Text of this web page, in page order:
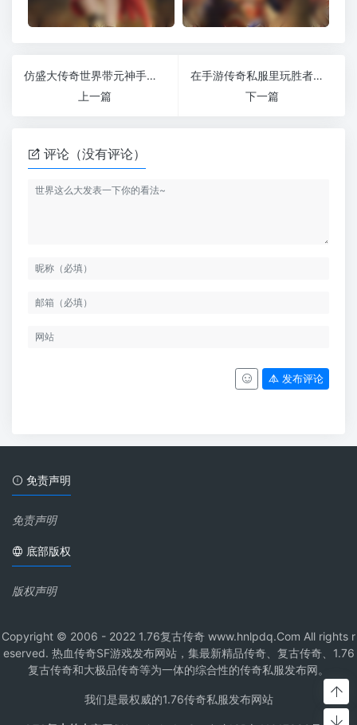
仿盛大传奇世界带元神手游法师怎么打恶灵狂尸霸呢？
上一篇
在手游传奇私服里玩胜者为王的规则
下一篇
评论（没有评论）
发布评论
免责声明
免责声明
底部版权
版权声明
Copyright © 2006 - 2022 1.76复古传奇 www.hnlpdq.Com All rights r
eserved. 热血传奇SF游戏发布网站，集最新精品传奇、复古传奇、1.76
复古传奇和大极品传奇等为一体的综合性的传奇私服发布网。
我们是最权威的1.76传奇私服发布网站